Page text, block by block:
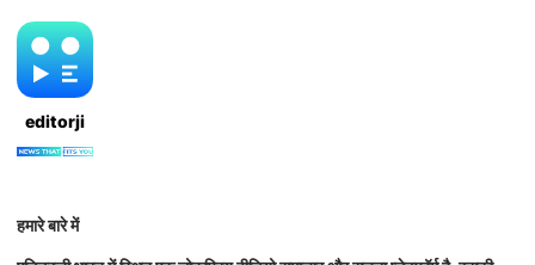
editorji
हमारे बारे में